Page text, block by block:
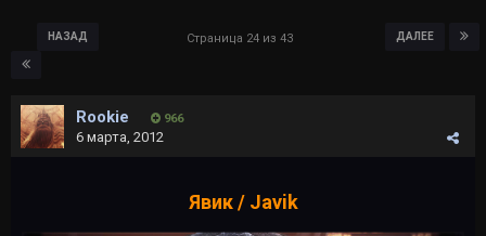
НАЗАД ДАЛЕЕ
Страница 24 из 43
Rookie 966
6 марта, 2012
Явик / Javik